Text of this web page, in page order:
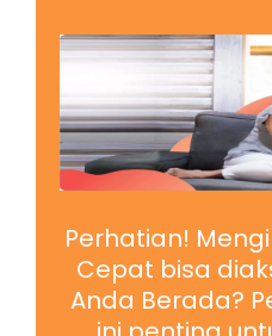
Perhatian!
Cepat bisa
Anda Berada?